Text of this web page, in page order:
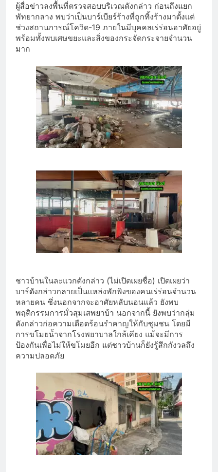
ผู้สื่อข่าวลงพื้นที่ตรวจสอบบริเวณดังกล่าว ก่อนถึงแยก
พัทยากลาง พบว่าเป็นบาร์เบียร์ร้างที่ถูกทิ้งร้างมาตั้งแต่
ช่วงสถานการณ์โควิด-19 ภายในมีบุคคลเร่ร่อนอาศัยอยู่
พร้อมทั้งพบเศษขยะและสิ่งของกระจัดกระจายจำนวน
มาก
ชาวบ้านในละแวกดังกล่าว (ไม่เปิดเผยชื่อ) เปิดเผยว่า
บาร์ดังกล่าวกลายเป็นแหล่งพักพิงของคนเร่ร่อนจำนวน
หลายคน ซึ่งนอกจากจะอาศัยหลับนอนแล้ว ยังพบ
พฤติกรรมการมั่วสุมเสพยาบ้า นอกจากนี้ ยังพบว่ากลุ่ม
ดังกล่าวก่อความเดือดร้อนรำคาญให้กับชุมชน โดยมี
การขโมยน้ำจากโรงพยาบาลใกล้เคียง แม้จะมีการ
ป้องกันเพื่อไม่ให้ขโมยอีก แต่ชาวบ้านก็ยังรู้สึกกังวลถึง
ความปลอดภัย